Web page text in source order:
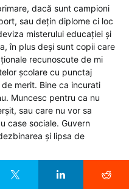
dacă sunt campioni
sau dețin diplome ci loc
misterului educației și
în plus deși sunt copii care
recunoscute de mi
școlare cu punctaj
merit. Bine ca incurati
Muncesc pentru ca nu
sau care nu vor sa
case sociale. Guvern
și lipsa de